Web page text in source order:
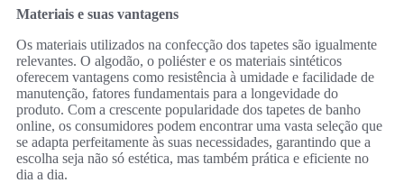
Materiais e suas vantagens
Os materiais utilizados na confecção dos tapetes são igualmente
relevantes. O algodão, o poliéster e os materiais sintéticos
oferecem vantagens como resistência à umidade e facilidade de
manutenção, fatores fundamentais para a longevidade do
produto. Com a crescente popularidade dos tapetes de banho
online, os consumidores podem encontrar uma vasta seleção que
se adapta perfeitamente às suas necessidades, garantindo que a
escolha seja não só estética, mas também prática e eficiente no
dia a dia.